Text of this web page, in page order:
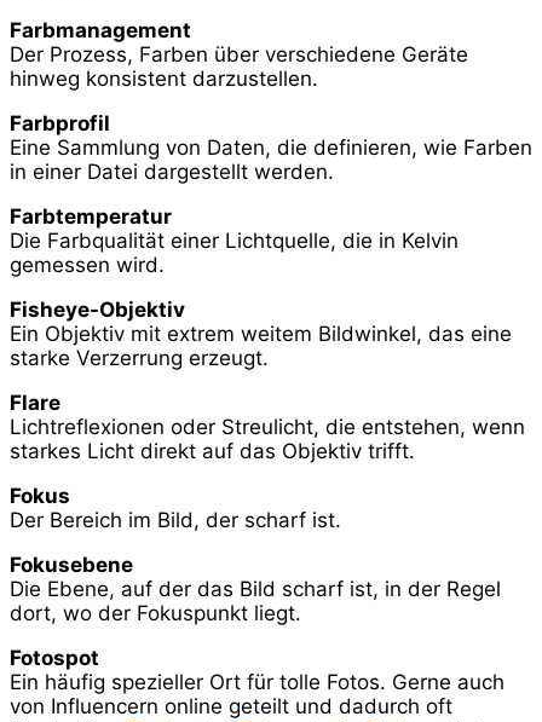
Farbmanagement
Der Prozess, Farben über verschiedene Geräte
hinweg konsistent darzustellen.
Farbprofil
Eine Sammlung von Daten, die definieren, wie Farben
in einer Datei dargestellt werden.
Farbtemperatur
Die Farbqualität einer Lichtquelle, die in Kelvin
gemessen wird.
Fisheye-Objektiv
Ein Objektiv mit extrem weitem Bildwinkel, das eine
starke Verzerrung erzeugt.
Flare
Lichtreflexionen oder Streulicht, die entstehen, wenn
starkes Licht direkt auf das Objektiv trifft.
Fokus
Der Bereich im Bild, der scharf ist.
Fokusebene
Die Ebene, auf der das Bild scharf ist, in der Regel
dort, wo der Fokuspunkt liegt.
Fotospot
Ein häufig spezieller Ort für tolle Fotos. Gerne auch
von Influencern online geteilt und dadurch oft